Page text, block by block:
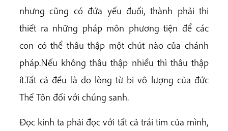
nhưng cũng có đứa yếu đuối, thành phải thi
thiết ra những pháp môn phương tiện để các
con có thể thâu thập một chút nào của chánh
pháp.Nếu không thâu thập nhiều thì thâu thập
ít.Tất cả đều là do lòng từ bi vô lượng của đức
Thế Tôn đối với chúng sanh.
Đọc kinh ta phải đọc với tất cả trái tim của mình,